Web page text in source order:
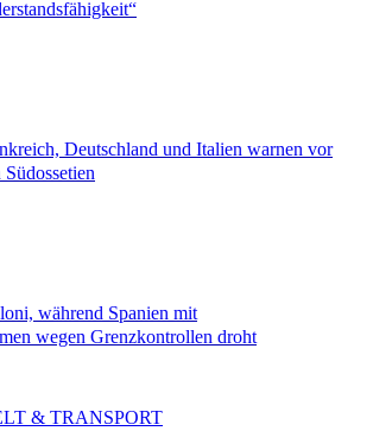
Deutschland und Italien warnen vor
während Spanien mit
wegen Grenzkontrollen droht
& TRANSPORT